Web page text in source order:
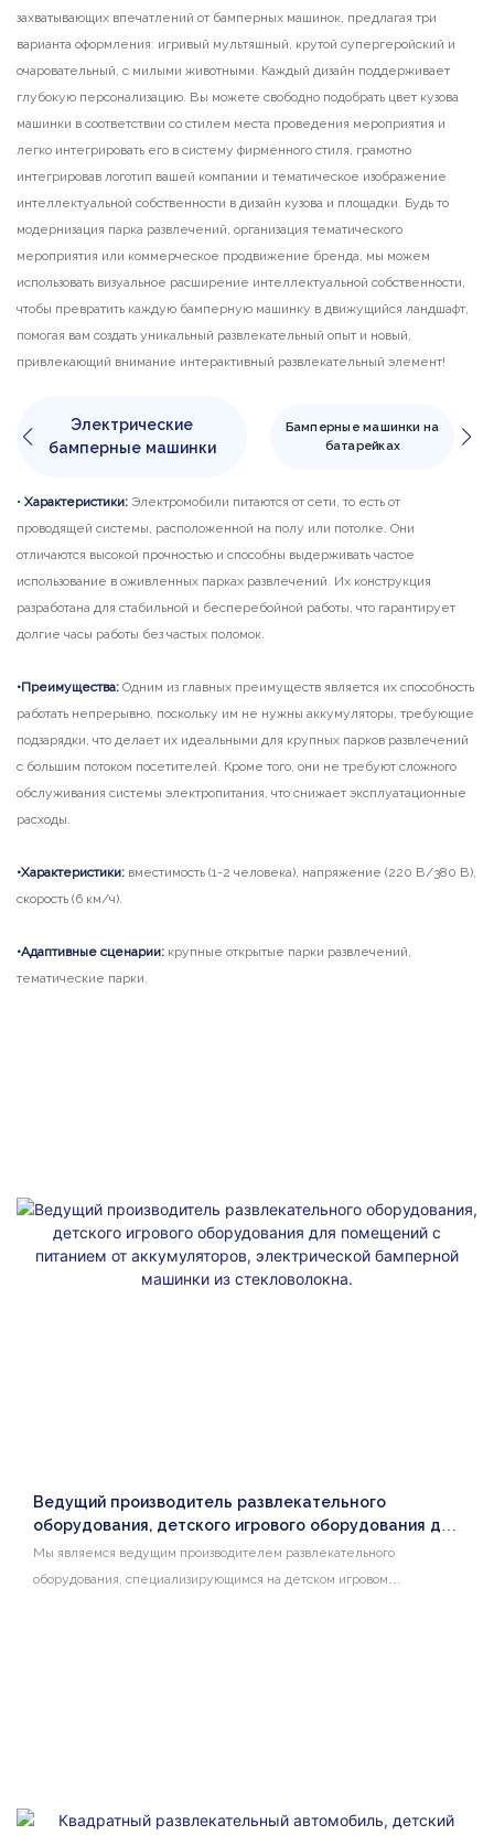
захватывающих впечатлений от бамперных машинок, предлагая три
варианта оформления: игривый мультяшный, крутой супергеройский и
очаровательный, с милыми животными. Каждый дизайн поддерживает
глубокую персонализацию. Вы можете свободно подобрать цвет кузова
машинки в соответствии со стилем места проведения мероприятия и
легко интегрировать его в систему фирменного стиля, грамотно
интегрировав логотип вашей компании и тематическое изображение
интеллектуальной собственности в дизайн кузова и площадки. Будь то
модернизация парка развлечений, организация тематического
мероприятия или коммерческое продвижение бренда, мы можем
использовать визуальное расширение интеллектуальной собственности,
чтобы превратить каждую бамперную машинку в движущийся ландшафт,
помогая вам создать уникальный развлекательный опыт и новый,
привлекающий внимание интерактивный развлекательный элемент!
Электрические
бамперные машинки
Бамперные машинки на
батарейках
• Характеристики: Электромобили питаются от сети, то есть от
проводящей системы, расположенной на полу или потолке. Они
отличаются высокой прочностью и способны выдерживать частое
использование в оживленных парках развлечений. Их конструкция
разработана для стабильной и бесперебойной работы, что гарантирует
долгие часы работы без частых поломок.
•Преимущества: Одним из главных преимуществ является их способность
работать непрерывно, поскольку им не нужны аккумуляторы, требующие
подзарядки, что делает их идеальными для крупных парков развлечений
с большим потоком посетителей. Кроме того, они не требуют сложного
обслуживания системы электропитания, что снижает эксплуатационные
расходы.
•Характеристики: вместимость (1-2 человека), напряжение (220 В/380 В),
скорость (6 км/ч).
•Адаптивные сценарии: крупные открытые парки развлечений,
тематические парки.
Ведущий производитель развлекательного
оборудования, детского игрового оборудования для
помещений с питанием от аккумуляторов,
электрической бамперной машинки из
Мы являемся ведущим производителем развлекательного
оборудования, специализирующимся на детском игровом